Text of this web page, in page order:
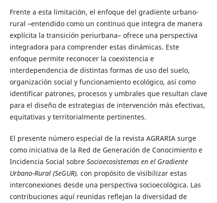
Frente a esta limitación, el enfoque del gradiente urbano-
rural –entendido como un continuo que integra de manera
explícita la transición periurbana– ofrece una perspectiva
integradora para comprender estas dinámicas. Este
enfoque permite reconocer la coexistencia e
interdependencia de distintas formas de uso del suelo,
organización social y funcionamiento ecológico, así como
identificar patrones, procesos y umbrales que resultan clave
para el diseño de estrategias de intervención más efectivas,
equitativas y territorialmente pertinentes.
El presente número especial de la revista AGRARIA surge
como iniciativa de la Red de Generación de Conocimiento e
Incidencia Social sobre Socioecosistemas en el Gradiente
Urbano-Rural (SeGUR), con propósito de visibilizar estas
interconexiones desde una perspectiva socioecológica. Las
contribuciones aquí reunidas reflejan la diversidad de